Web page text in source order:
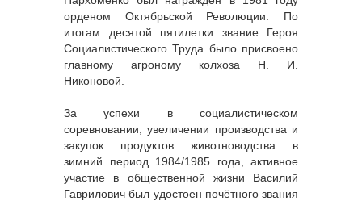
орденом Октябрьской Революции. По
итогам десятой пятилетки звание Героя
Социалистического Труда было присвоено
главному агроному колхоза Н. И.
Никоновой.
За успехи в социалистическом
соревновании, увеличении производства и
закупок продуктов животноводства в
зимний период 1984/1985 года, активное
участие в общественной жизни Василий
Гаврилович был удостоен почётного звания